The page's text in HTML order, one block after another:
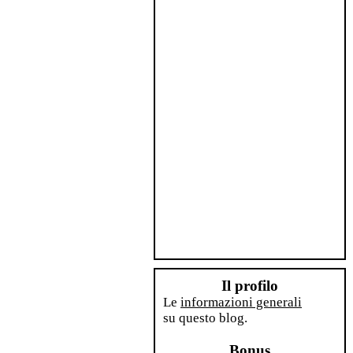
Il profilo
Le informazioni generali
su questo blog.